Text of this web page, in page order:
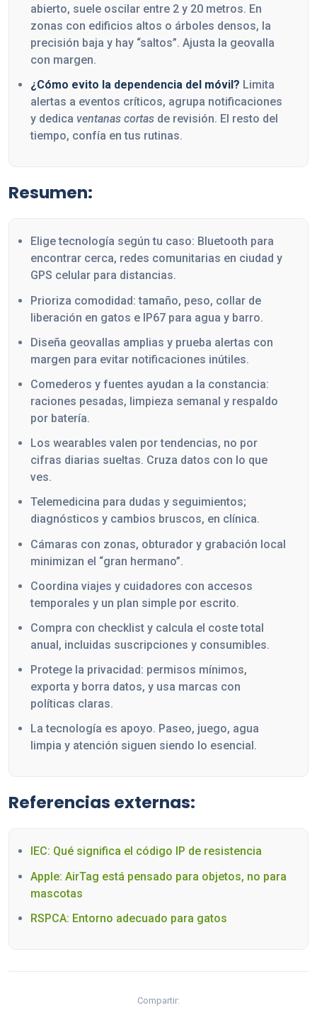
abierto, suele oscilar entre 2 y 20 metros. En
zonas con edificios altos o árboles densos, la
precisión baja y hay “saltos”. Ajusta la geovalla
con margen.
¿Cómo evito la dependencia del móvil? Limita
alertas a eventos críticos, agrupa notificaciones
y dedica ventanas cortas de revisión. El resto del
tiempo, confía en tus rutinas.
Resumen:
Elige tecnología según tu caso: Bluetooth para
encontrar cerca, redes comunitarias en ciudad y
GPS celular para distancias.
Prioriza comodidad: tamaño, peso, collar de
liberación en gatos e IP67 para agua y barro.
Diseña geovallas amplias y prueba alertas con
margen para evitar notificaciones inútiles.
Comederos y fuentes ayudan a la constancia:
raciones pesadas, limpieza semanal y respaldo
por batería.
Los wearables valen por tendencias, no por
cifras diarias sueltas. Cruza datos con lo que
ves.
Telemedicina para dudas y seguimientos;
diagnósticos y cambios bruscos, en clínica.
Cámaras con zonas, obturador y grabación local
minimizan el “gran hermano”.
Coordina viajes y cuidadores con accesos
temporales y un plan simple por escrito.
Compra con checklist y calcula el coste total
anual, incluidas suscripciones y consumibles.
Protege la privacidad: permisos mínimos,
exporta y borra datos, y usa marcas con
políticas claras.
La tecnología es apoyo. Paseo, juego, agua
limpia y atención siguen siendo lo esencial.
Referencias externas:
IEC: Qué significa el código IP de resistencia
Apple: AirTag está pensado para objetos, no para
mascotas
RSPCA: Entorno adecuado para gatos
Compartir: